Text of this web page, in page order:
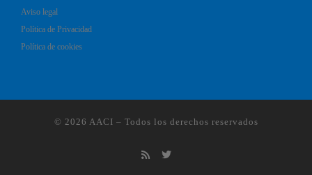
Aviso legal
Política de Privacidad
Política de cookies
© 2026 AACI – Todos los derechos reservados